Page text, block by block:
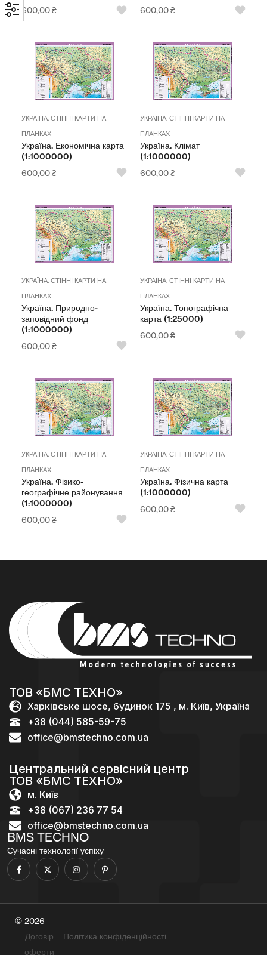
600,00₴ 600,00₴
УКРАЇНА. СТІННІ КАРТИ НА
ПЛАНКАХ
Україна. Економічна карта
(1:1000000)
600,00₴
УКРАЇНА. СТІННІ КАРТИ НА
ПЛАНКАХ
Україна. Клімат
(1:1000000)
600,00₴
УКРАЇНА. СТІННІ КАРТИ НА
ПЛАНКАХ
Україна. Природно-
заповідний фонд
(1:1000000)
600,00₴
УКРАЇНА. СТІННІ КАРТИ НА
ПЛАНКАХ
Україна. Топографічна
карта (1:25000)
600,00₴
УКРАЇНА. СТІННІ КАРТИ НА
ПЛАНКАХ
Україна. Фізико-
географічне районування
(1:1000000)
600,00₴
УКРАЇНА. СТІННІ КАРТИ НА
ПЛАНКАХ
Україна. Фізична карта
(1:1000000)
600,00₴
BMS TECHNO
Сучасні технології успіху
ТОВ «БМС ТЕХНО»
Харківське шосе, будинок 175 , м. Київ, Україна
+38 (044) 585-59-75
office@bmstechno.com.ua
Центральний сервісний центр
ТОВ «БМС ТЕХНО»
м. Київ
+38 (067) 236 77 54
office@bmstechno.com.ua
© 2026
Договір
оферти
Політика конфіденційності